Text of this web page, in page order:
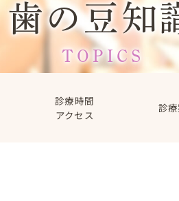
歯の豆知
TOPICS
診療時間
アクセス
診